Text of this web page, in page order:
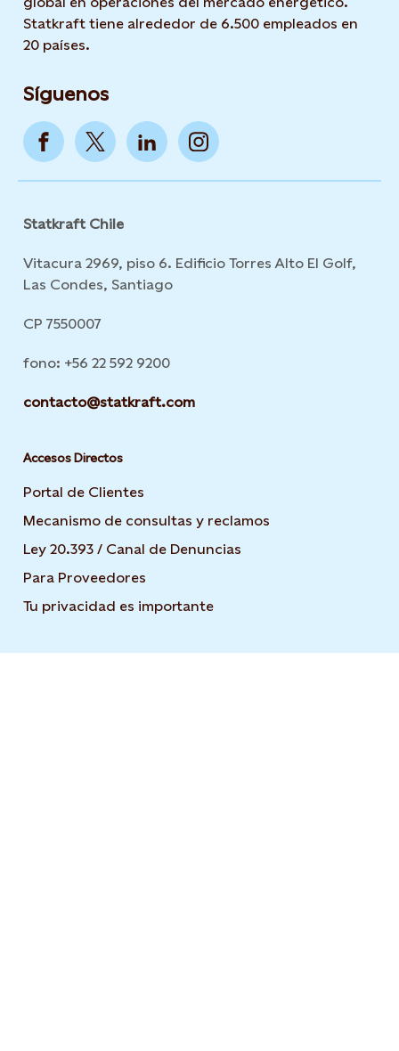
Statkraft tiene alrededor de 6.500 empleados en
20 países.
Síguenos
Statkraft Chile
Vitacura 2969, piso 6. Edificio Torres Alto El Golf,
Las Condes, Santiago
CP 7550007
fono: +56 22 592 9200
contacto@statkraft.com
Accesos Directos
Portal de Clientes
Mecanismo de consultas y reclamos
Ley 20.393 / Canal de Denuncias
Para Proveedores
Tu privacidad es importante